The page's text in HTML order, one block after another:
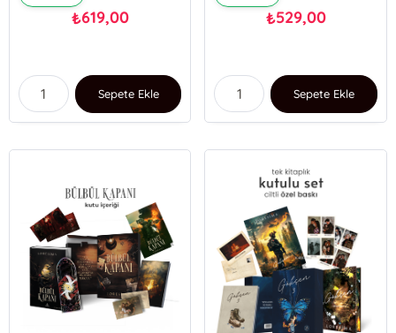
₺619,00
Sepete Ekle
₺529,00
Sepete Ekle